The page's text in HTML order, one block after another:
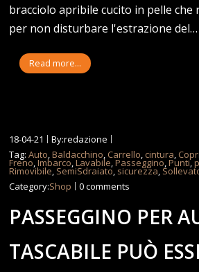
bracciolo apribile cucito in pelle che
per non disturbare l'estrazione del…
Read more...
18-04-21
By:redazione
Tag:Auto,Baldacchino, Carrello, cintura,
Freno,Imbarco,Lavabile,Passeggino,Punti,
Rimovibile, SemiSdraiato, sicurezza,
Category:Shop 0 comments
PASSEGGINO PER
TASCABILE PUÒ